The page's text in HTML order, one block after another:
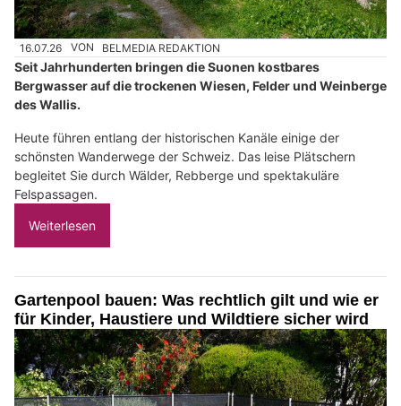
16.07.26 VON BELMEDIA REDAKTION
Seit Jahrhunderten bringen die Suonen kostbares
Bergwasser auf die trockenen Wiesen, Felder und Weinberge
des Wallis.
Heute führen entlang der historischen Kanäle einige der
schönsten Wanderwege der Schweiz. Das leise Plätschern
begleitet Sie durch Wälder, Rebberge und spektakuläre
Felspassagen.
Weiterlesen
Gartenpool bauen: Was rechtlich gilt und wie er
für Kinder, Haustiere und Wildtiere sicher wird